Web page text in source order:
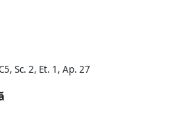
Sc. 2, Et. 1, Ap. 27